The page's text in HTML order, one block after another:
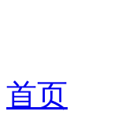
首页